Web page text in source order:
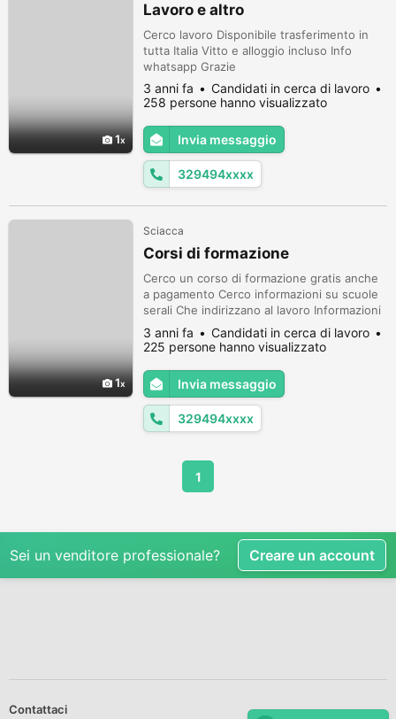
1
Lavoro e altro
Cerco lavoro Disponibile trasferimento in
tutta Italia Vitto e alloggio incluso Info
whatsapp Grazie
3 anni fa
Candidati in cerca di lavoro
258 persone hanno visualizzato
Invia messaggio
329494xxxx
1
Sciacca
Corsi di formazione
Cerco un corso di formazione gratis anche
a pagamento Cerco informazioni su scuole
serali Che indirizzano al lavoro Informazioni
Messaggi privato
3 anni fa
Candidati in cerca di lavoro
225 persone hanno visualizzato
Invia messaggio
329494xxxx
1
Sei un venditore professionale? Creare un account
Contattaci